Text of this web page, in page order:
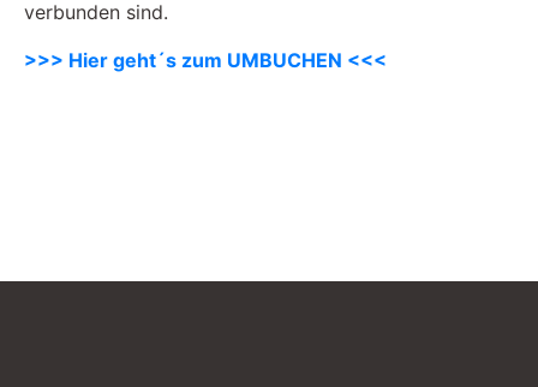
verbunden sind.
>>> Hier geht´s zum UMBUCHEN <<<